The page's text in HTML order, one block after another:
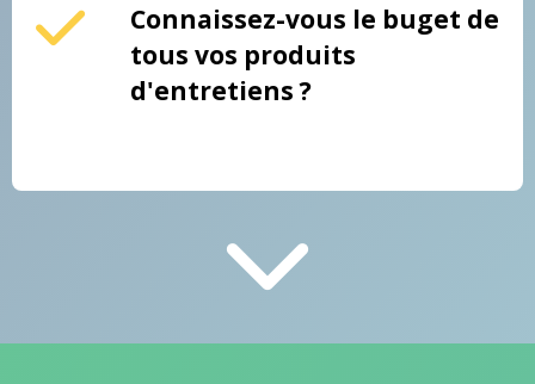
Connaissez-vous le buget de
tous vos produits
d'entretiens ?